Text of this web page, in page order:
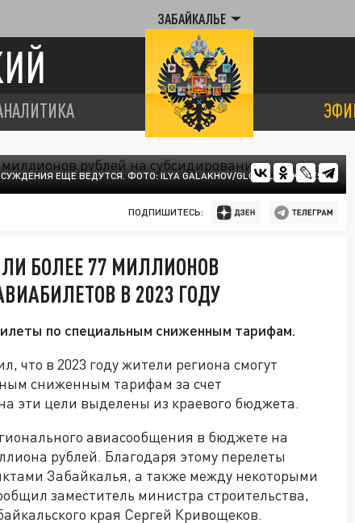
ЗАБАЙКАЛЬЕ
ЕЩЕ ВЕДУТСЯ. ФОТО: ILYA GALAKHOV/GLOBALLOOKPRESS
ПОДПИШИТЕСЬ:
БОЛЕЕ 77 МИЛЛИОНОВ
В 2023 ГОДУ
по специальным сниженным тарифам.
что в 2023 году жители региона смогут
сниженным тарифам за счет
эти цели выделены из краевого бюджета.
авиасообщения в бюджете на
рублей. Благодаря этому перелеты
Забайкалья, а также между некоторыми
заместитель министра строительства,
края Сергей Кривощеков.